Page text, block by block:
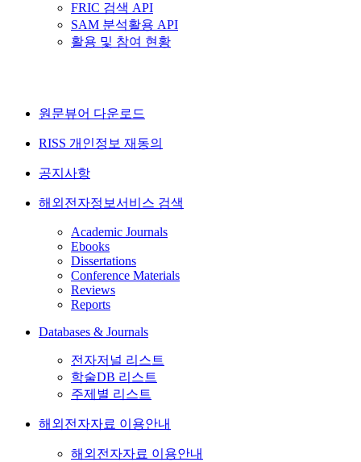
FRIC 검색 API
SAM 분석활용 API
활용 및 참여 현황
원문뷰어 다운로드
RISS 개인정보 재동의
공지사항
해외전자정보서비스 검색
Academic Journals
Ebooks
Dissertations
Conference Materials
Reviews
Reports
Databases & Journals
전자저널 리스트
학술DB 리스트
주제별 리스트
해외전자자료 이용안내
해외전자자료 이용안내